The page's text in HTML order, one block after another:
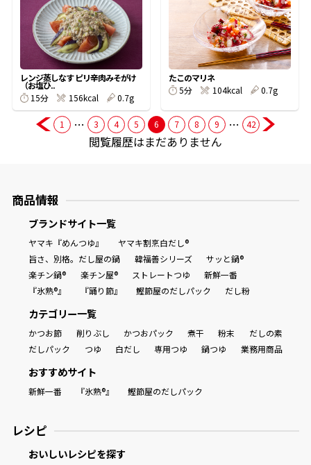
氷熟®︎
だしパック
レンジ蒸しなす ピリ辛肉みそがけ
（お塩ひ..
15分
156kcal 0.7g
たこのマリネ
5分
104kcal 0.7g
1 … 3 4 5 6 7 8 9 … 42
閲覧履歴はまだありません
商品情報
ブランドサイト一覧
ヤマキ『めんつゆ』
ヤマキ割烹白だし®
旨さ、別格。だし屋の鍋
韓福善シリーズ
サッと鍋®
楽チン鍋®
楽チン屋® ストレートつゆ
新鮮一番
『氷熟®』
『踊り節』 鰹節屋のだしパック だし粉
カテゴリー一覧
かつお節 削りぶし かつおパック 煮干 粉末
だしの素
だしパック
つゆ 白だし 専用つゆ 鍋つゆ 業務用商品
おすすめサイト
新鮮一番 『氷熟®』 鰹節屋のだしパック
レシピ
おいしいレシピを探す